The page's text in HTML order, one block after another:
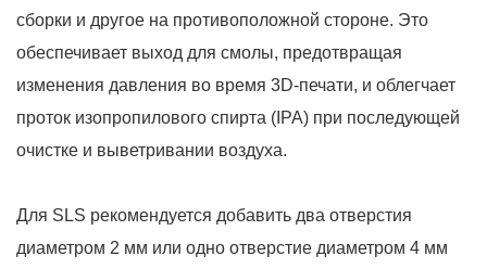
сборки и другое на противоположной стороне. Это
обеспечивает выход для смолы, предотвращая
изменения давления во время 3D-печати, и облегчает
проток изопропилового спирта (IPA) при последующей
очистке и выветривании воздуха.
Для SLS рекомендуется добавить два отверстия
диаметром 2 мм или одно отверстие диаметром 4 мм